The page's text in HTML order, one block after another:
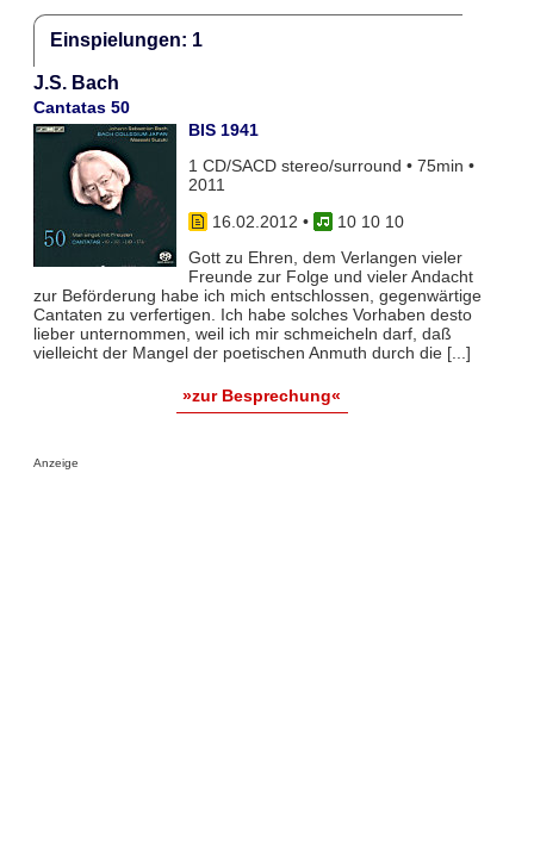
Einspielungen: 1
J.S. Bach
Cantatas 50
BIS 1941
1 CD/SACD stereo/surround • 75min •
2011
16.02.2012 •
10 10 10
Gott zu Ehren, dem Verlangen vieler
Freunde zur Folge und vieler Andacht
zur Beförderung habe ich mich entschlossen, gegenwärtige
Cantaten zu verfertigen. Ich habe solches Vorhaben desto
lieber unternommen, weil ich mir schmeicheln darf, daß
vielleicht der Mangel der poetischen Anmuth durch die [...]
»zur Besprechung«
Anzeige